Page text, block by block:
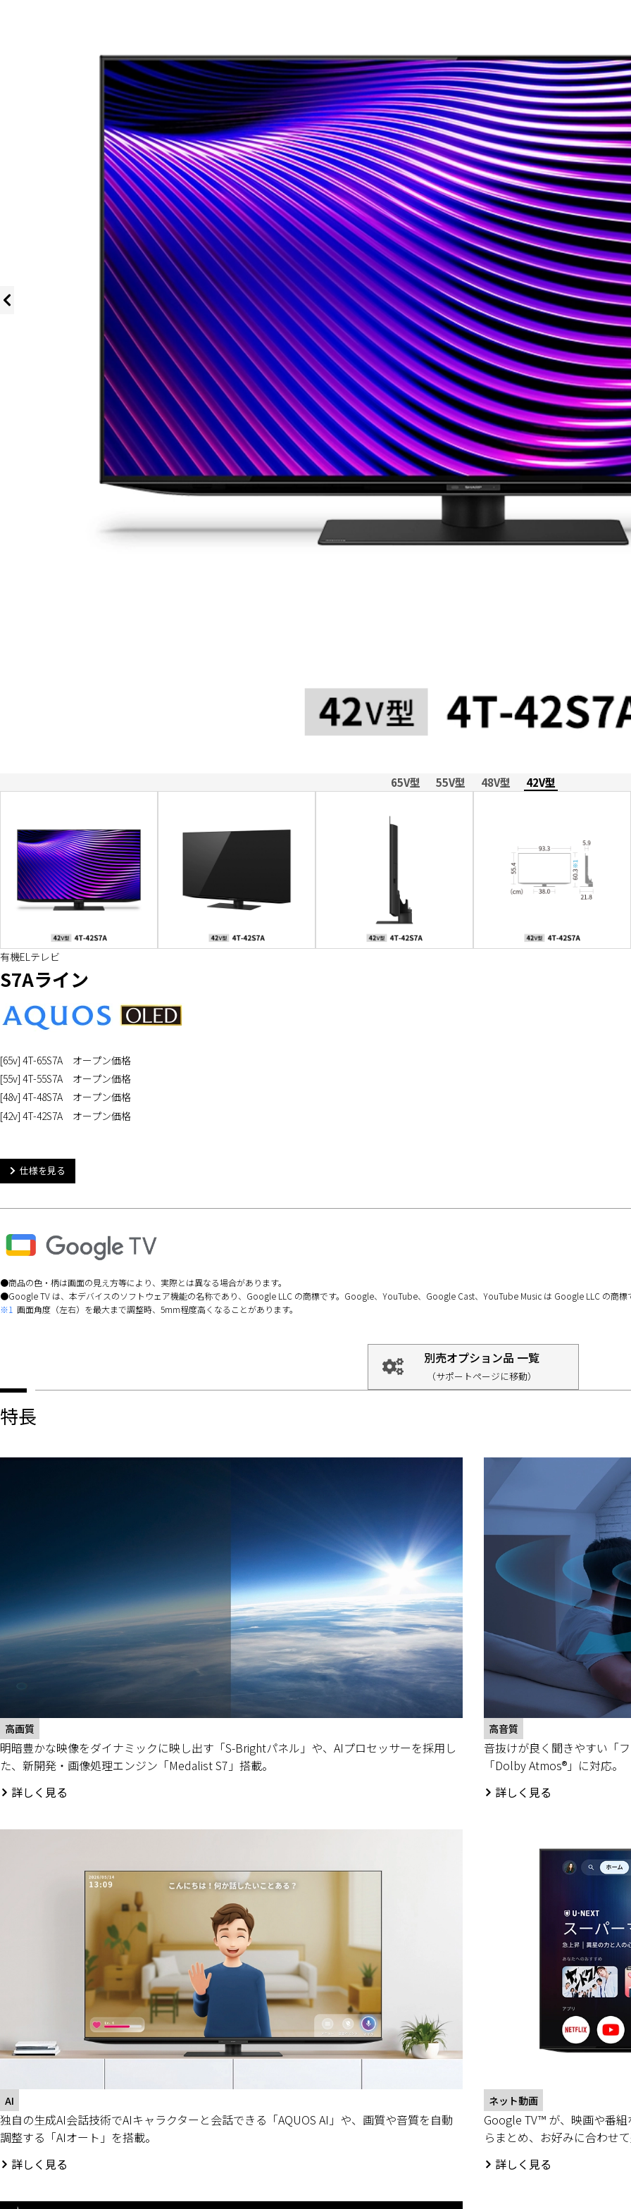
65V型 55V型 48V型 42V型
有機ELテレビ
S7Aライン
[65v] 4T-65S7A オープン価格
[55v] 4T-55S7A オープン価格
[48v] 4T-48S7A オープン価格
[42v] 4T-42S7A オープン価格
仕様を見る
商品の色・柄は画面の見え方等により、実際とは異なる場合があります。
Google TV は、本デバイスのソフトウェア機能の名称であり、Google LLC の商標です。Google、YouTube、Google Cast、YouTube Music は Google LLC の商標
※1 画面角度（左右）を最大まで調整時、5mm程度高くなることがあります。
別売オプション品 一覧
（サポートページに移動）
特長
高画質
明暗豊かな映像をダイナミックに映し出す「S-Brightパネル」や、AIプロセッサーを採用し
た、新開発・画像処理エンジン「Medalist S7」搭載。
詳しく見る
高音質
音抜けが良く聞きやすい「
「Dolby Atmos®」に対応。
詳しく見る
AI
独自の生成AI会話技術でAIキャラクターと会話できる「AQUOS AI」や、画質や音質を自動
調整する「AIオート」を搭載。
詳しく見る
ネット動画
Google TV™ が、映画や番
らまとめ、お好みに合わせ
詳しく見る